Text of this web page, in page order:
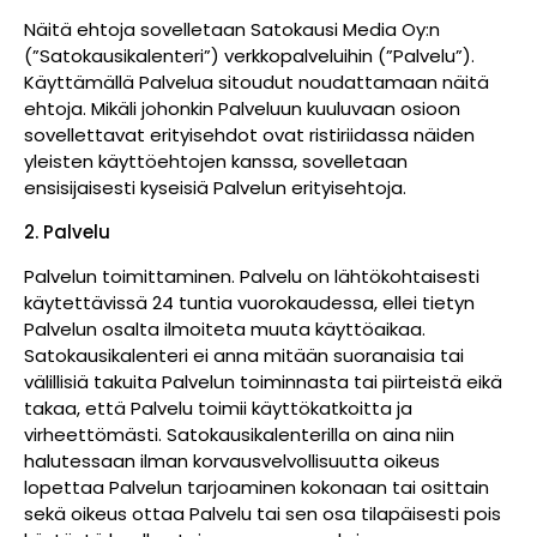
Näitä ehtoja sovelletaan Satokausi Media Oy:n
(”Satokausikalenteri”) verkkopalveluihin (”Palvelu”).
Käyttämällä Palvelua sitoudut noudattamaan näitä
ehtoja. Mikäli johonkin Palveluun kuuluvaan osioon
sovellettavat erityisehdot ovat ristiriidassa näiden
yleisten käyttöehtojen kanssa, sovelletaan
ensisijaisesti kyseisiä Palvelun erityisehtoja.
2. Palvelu
Palvelun toimittaminen. Palvelu on lähtökohtaisesti
käytettävissä 24 tuntia vuorokaudessa, ellei tietyn
Palvelun osalta ilmoiteta muuta käyttöaikaa.
Satokausikalenteri ei anna mitään suoranaisia tai
välillisiä takuita Palvelun toiminnasta tai piirteistä eikä
takaa, että Palvelu toimii käyttökatkoitta ja
virheettömästi. Satokausikalenterilla on aina niin
halutessaan ilman korvausvelvollisuutta oikeus
lopettaa Palvelun tarjoaminen kokonaan tai osittain
sekä oikeus ottaa Palvelu tai sen osa tilapäisesti pois